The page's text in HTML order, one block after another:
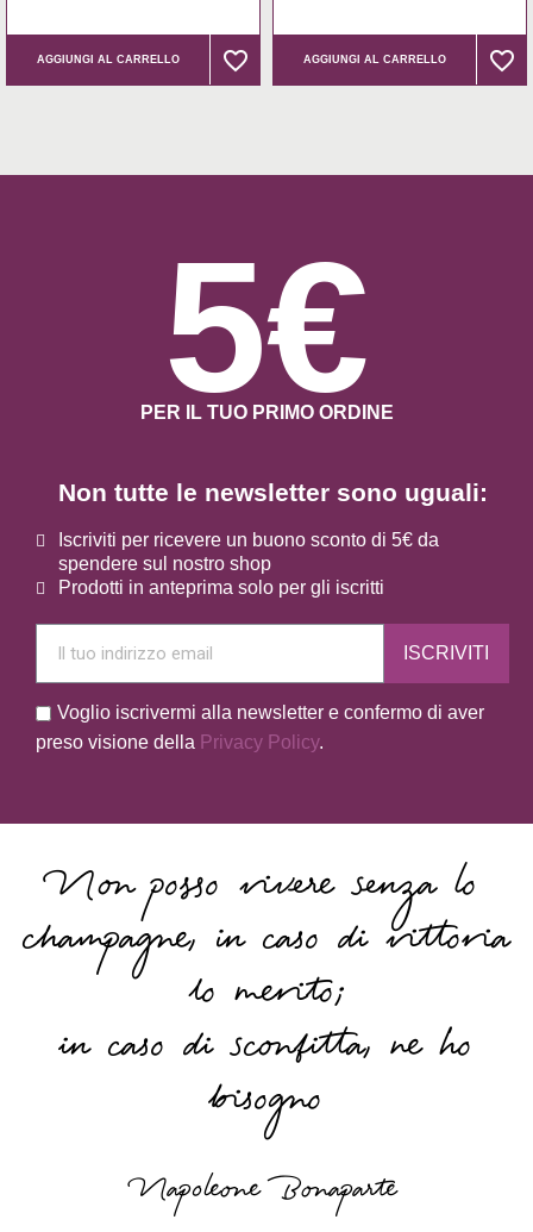
AGGIUNGI AL CARRELLO favorite_border
favorite_border AGGIUNGI AL CARRELLO favorite_border
favorite_border
Non tutte le newsletter sono uguali:
Iscriviti per ricevere un buono sconto di 5€ da
spendere sul nostro shop
Prodotti in anteprima solo per gli iscritti
ISCRIVITI
Voglio iscrivermi alla newsletter e confermo di aver
preso visione della Privacy Policy.
5€
PER IL TUO PRIMO ORDINE
Non posso vivere senza lo
champagne, in caso di vittoria
lo merito;
in caso di sconfitta, ne ho
bisogno
Napoleone Bonaparte